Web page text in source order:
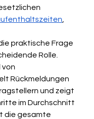
praktische Frage
Rolle.
von
Rückmeldungen
und zeigt
im Durchschnitt
die gesamte